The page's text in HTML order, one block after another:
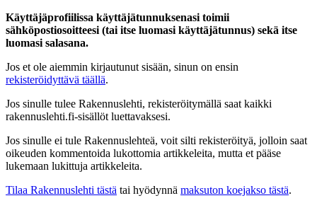
Käyttäjäprofiilissa käyttäjätunnuksenasi toimii
sähköpostiosoitteesi (tai itse luomasi käyttäjätunnus) sekä itse
luomasi salasana.
Jos et ole aiemmin kirjautunut sisään, sinun on ensin
rekisteröidyttävä täällä.
Jos sinulle tulee Rakennuslehti, rekisteröitymällä saat kaikki
rakennuslehti.fi-sisällöt luettavaksesi.
Jos sinulle ei tule Rakennuslehteä, voit silti rekisteröityä, jolloin saat
oikeuden kommentoida lukottomia artikkeleita, mutta et pääse
lukemaan lukittuja artikkeleita.
Tilaa Rakennuslehti tästä tai hyödynnä maksuton koejakso tästä.